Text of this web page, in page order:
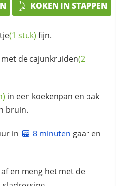
KOKEN IN STAPPEN
(1 stuk) fijn.
de cajunkruiden(2
in een koekenpan en bak
bruin.
in 8 minuten gaar en
af en meng het met de